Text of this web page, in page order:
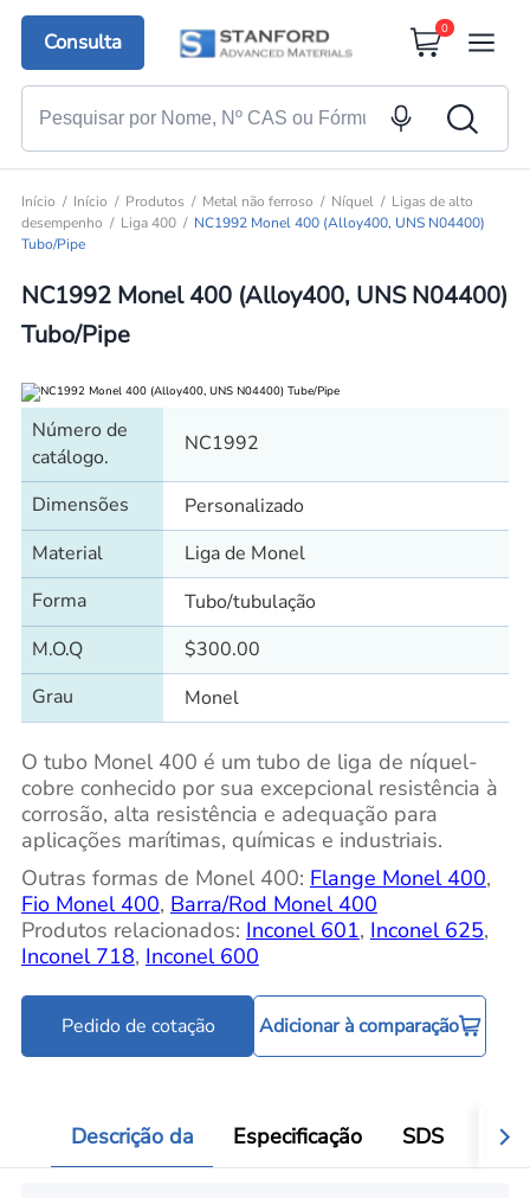
Consulta
0
Início Início Produtos Metal não ferroso Níquel
Ligas de alto
desempenho
Liga 400
NC1992 Monel 400 (Alloy400, UNS N04400)
Tubo/Pipe
NC1992 Monel 400 (Alloy400, UNS N04400)
Tubo/Pipe
Número de
catálogo.
NC1992
Dimensões
Personalizado
Material
Liga de Monel
Forma
Tubo/tubulação
M.O.Q
$300.00
Grau
Monel
O tubo Monel 400 é um tubo de liga de níquel-
cobre conhecido por sua excepcional resistência à
corrosão, alta resistência e adequação para
aplicações marítimas, químicas e industriais.
Outras formas de Monel 400: Flange Monel 400,
Fio Monel 400, Barra/Rod Monel 400
Produtos relacionados: Inconel 601, Inconel 625,
Inconel 718, Inconel 600
Pedido de cotação Adicionar à comparação
Descrição da Especificação SDS